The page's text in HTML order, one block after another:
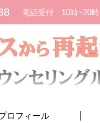
電話受付 10時
ロフィール